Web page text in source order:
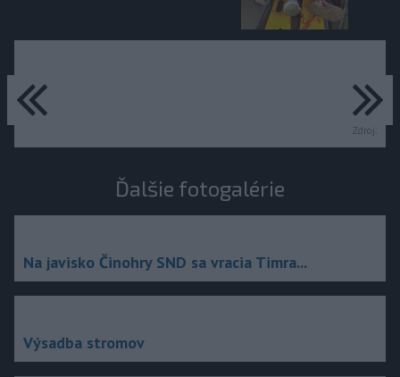
Zdroj:
predchádzajúce
Ďalšie fotogalérie
Na javisko Činohry SND sa vracia Timra...
Výsadba stromov